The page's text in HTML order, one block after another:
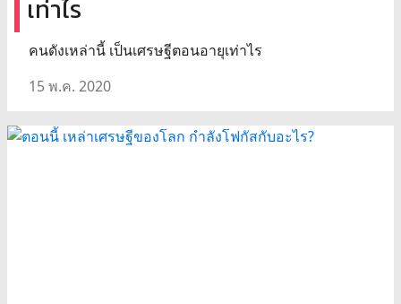
เท่าไร
คนดังเหล่านี้ เป็นเศรษฐีตอนอายุเท่าไร
15 พ.ค. 2020